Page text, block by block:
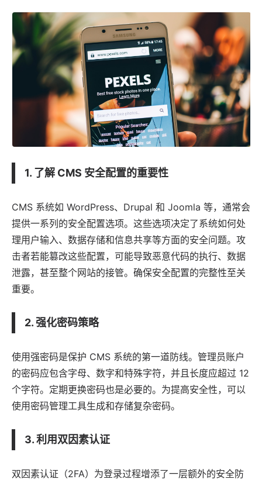
1. 了解 CMS 安全配置的重要性
CMS 系统如 WordPress、 Drupal 和 Joomla 等，通常会
提供一系列的安全配置选项。这些选项决定了系统如何处
理用户输入、数据存储和信息共享等方面的安全问题。攻
击者若能篡改这些配置，可能导致恶意代码的执行、数据
泄露，甚至整个网站的接管。确保安全配置的完整性至关
重要。
2. 强化密码策略
使用强密码是保护 CMS 系统的第一道防线。管理员账户
的密码应包含字母、数字和特殊字符，并且长度应超过 12
个字符。定期更换密码也是必要的。为提高安全性，可以
使用密码管理工具生成和存储复杂密码。
3. 利用双因素认证
双因素认证（2FA）为登录过程增添了一层额外的安全防